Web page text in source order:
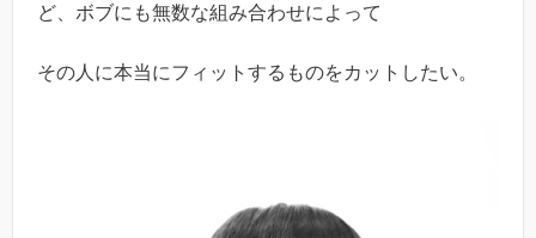
ど、ボブにも無数な組み合わせによって
その人に本当にフィットするものをカットしたい。